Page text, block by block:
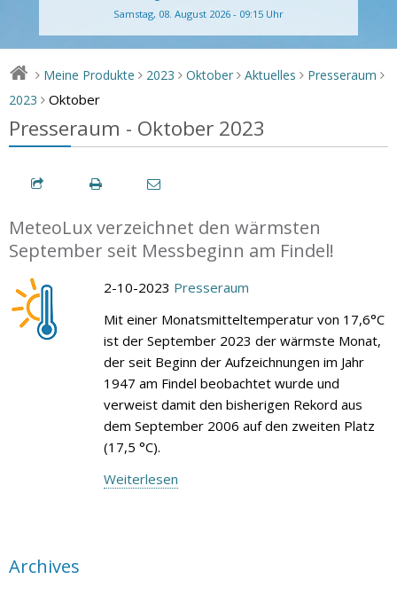
Samstag, 08. August 2026 - 09:15 Uhr
> Meine Produkte > 2023 > Oktober > Aktuelles > Presseraum >
2023 > Oktober
Presseraum - Oktober 2023
MeteoLux verzeichnet den wärmsten
September seit Messbeginn am Findel!
2-10-2023 Presseraum
Mit einer Monatsmitteltemperatur von 17,6°C
ist der September 2023 der wärmste Monat,
der seit Beginn der Aufzeichnungen im Jahr
1947 am Findel beobachtet wurde und
verweist damit den bisherigen Rekord aus
dem September 2006 auf den zweiten Platz
(17,5 °C).
Weiterlesen
Archives